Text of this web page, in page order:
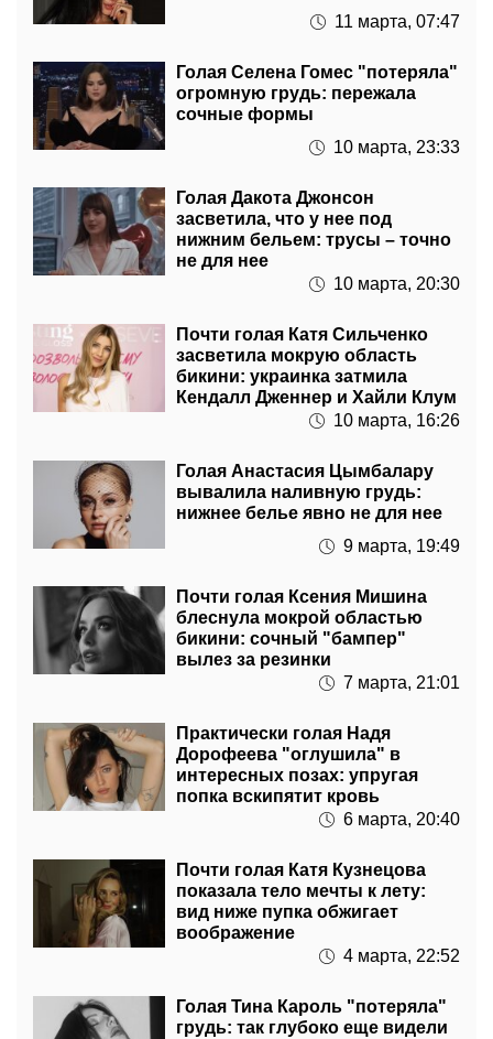
11 марта, 07:47
Голая Селена Гомес "потеряла"
огромную грудь: пережала
сочные формы
10 марта, 23:33
Голая Дакота Джонсон
засветила, что у нее под
нижним бельем: трусы – точно
не для нее
10 марта, 20:30
Почти голая Катя Сильченко
засветила мокрую область
бикини: украинка затмила
Кендалл Дженнер и Хайли Клум
10 марта, 16:26
Голая Анастасия Цымбалару
вывалила наливную грудь:
нижнее белье явно не для нее
9 марта, 19:49
Почти голая Ксения Мишина
блеснула мокрой областью
бикини: сочный "бампер"
вылез за резинки
7 марта, 21:01
Практически голая Надя
Дорофеева "оглушила" в
интересных позах: упругая
попка вскипятит кровь
6 марта, 20:40
Почти голая Катя Кузнецова
показала тело мечты к лету:
вид ниже пупка обжигает
воображение
4 марта, 22:52
Голая Тина Кароль "потеряла"
грудь: так глубоко еще видели